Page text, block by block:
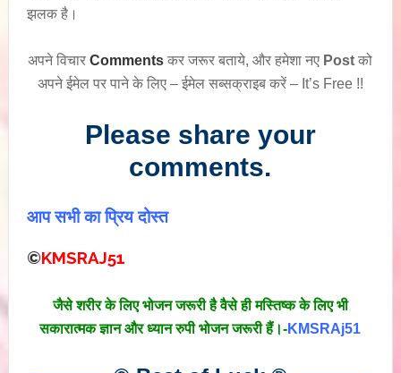
झलक है।
अपने विचारComments कर जरूर बताये, और हमेशा नए Post को
अपने ईमेल पर पाने के लिए – ईमेल सब्सक्राइब करें – It’s Free !!
Please share your
comments.
आप सभी का प्रिय दोस्त
©KMSRAJ51
जैसे शरीर के लिए भोजन जरूरी है वैसे ही मस्तिष्क के लिए भी
सकारात्मक ज्ञान और ध्यान रुपी भोजन जरूरी हैं।-KMSRAj51